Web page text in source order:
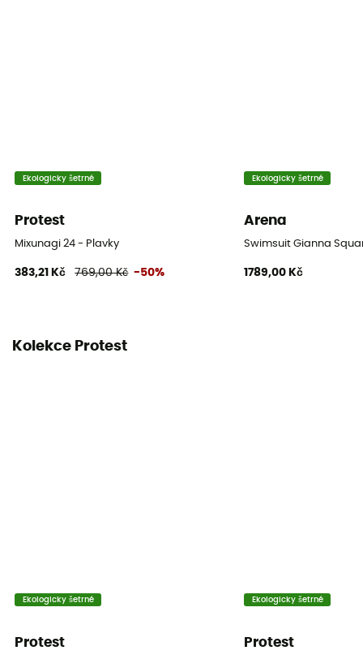
Ekologicky šetrné
Protest
Mixunagi 24 - Plavky
383,21 Kč 769,00 Kč -50%
Ekologicky šetrné
Arena
Swimsuit Gianna
1789,00 Kč
Kolekce Protest
Ekologicky šetrné
Protest
Ekologicky šetrné
Protest